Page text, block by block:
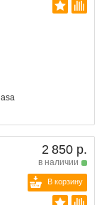
2 850 р.
в наличии
В корзину